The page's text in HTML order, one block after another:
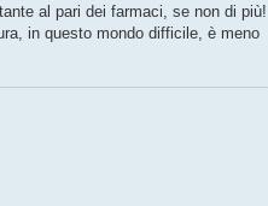
al pari dei farmaci, se non di più!
in questo mondo difficile, è meno